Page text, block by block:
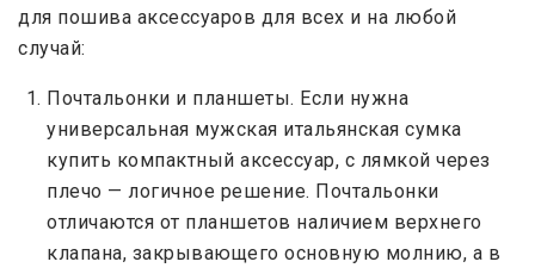
для пошива аксессуаров для всех и на любой
случай:
Почтальонки и планшеты. Если нужна
универсальная мужская итальянская сумка
купить компактный аксессуар, с лямкой через
плечо — логичное решение. Почтальонки
отличаются от планшетов наличием верхнего
клапана, закрывающего основную молнию, а в